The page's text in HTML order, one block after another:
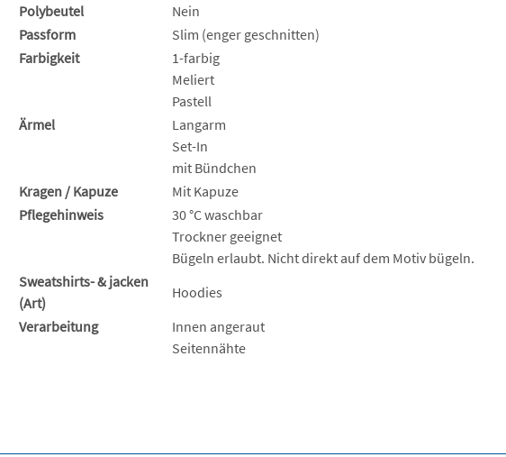
Polybeutel
Nein
Passform
Slim (enger geschnitten)
Farbigkeit
1-farbig
Meliert
Pastell
Ärmel
Langarm
Set-In
mit Bündchen
Kragen / Kapuze
Mit Kapuze
Pflegehinweis
30 °C waschbar
Trockner geeignet
Bügeln erlaubt. Nicht direkt auf dem Motiv bügeln.
Sweatshirts- & jacken
(Art)
Hoodies
Verarbeitung
Innen angeraut
Seitennähte